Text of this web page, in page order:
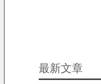
​最新文章